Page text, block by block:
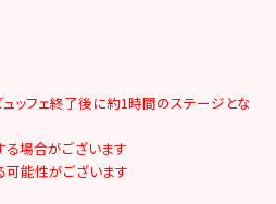
ッフェ終了後に約1時間のステージとな
場合がございます
能性がございます